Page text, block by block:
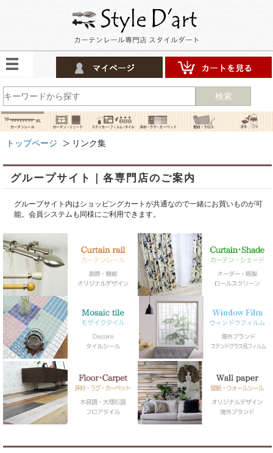
検索
トップページ リンク集
グループサイト｜各専門店のご案内
グループサイト内はショッピングカートが共通なので一緒にお買いものが可
能。会員システムも同様にご利用できます。